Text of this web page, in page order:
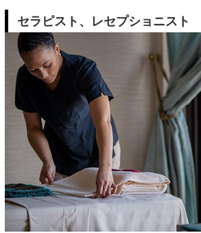
セラピスト、レセプショニスト